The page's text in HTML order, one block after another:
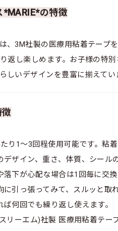
の特徴
、3M社製の医療用粘着テープ
返し楽しめます。お子様の特
しいデザインを豊富に揃えて
り1～3回程使用可能です。粘
デザイン、重さ、体質、シール
下が心配な場合は1回毎に交換
に引っ張ってみて、スルッと取
何回でも繰り返し使えます。
リーエム)社製 医療用粘着テ